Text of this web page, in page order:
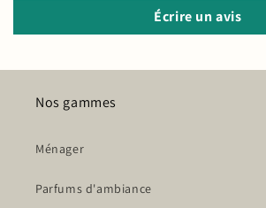
Écrire un avis
Nos gammes
Ménager
Parfums d'ambiance